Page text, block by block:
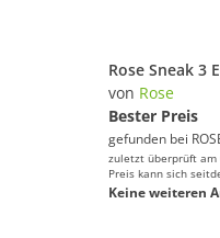
Rose Sneak 3
von Rose
Bester Preis
gefunden bei
zuletzt überprüft am
Preis kann sich
Keine weiteren